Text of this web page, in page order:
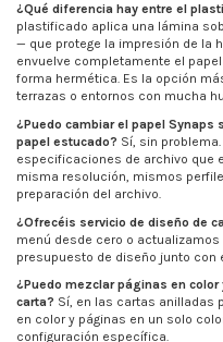
¿Qué diferencia hay entre el
plastificado aplica una lámina
— que protege la impresión de la
envuelve completamente el
forma hermética. Es la opción
terrazas o entornos con mucha
¿Puedo cambiar el papel Synaps
papel estucado? Sí, sin
especificaciones de archivo que
misma resolución, mismos
preparación del archivo.
¿Ofrecéis servicio de diseño de
menú desde cero o
presupuesto de diseño junto con
¿Puedo mezclar páginas en
carta? Sí, en las cartas anilladas
en color y páginas en un solo
configuración específica.